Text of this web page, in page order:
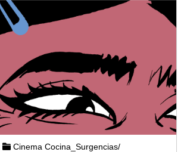
Cinema Cocina_Surgencias/